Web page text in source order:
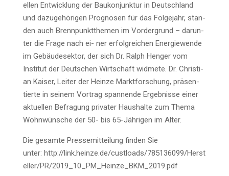
el­len Ent­wick­lung der Bau­kon­junk­tur in Deutsch­land
und dazu­ge­hö­ri­gen Pro­gno­sen für das Fol­ge­jahr, stan­
den auch Brenn­punkt­the­men im Vor­der­grund – dar­un­
ter die Fra­ge nach ei- ner erfolg­rei­chen Ener­gie­wen­de
im Gebäu­de­sek­tor, der sich Dr. Ralph Hen­ger vom
Insti­tut der Deut­schen Wirt­schaft wid­me­te. Dr. Chris­ti­
an Kai­ser, Lei­ter der Hein­ze Markt­for­schung, prä­sen­
tier­te in sei­nem Vor­trag span­nen­de Ergeb­nis­se einer
aktu­el­len Befra­gung pri­va­ter Haus­hal­te zum The­ma
Wohn­wün­sche der 50- bis 65-Jäh­ri­gen im Alter.
Die gesam­te Pres­se­mit­tei­lung fin­den Sie
unter: http://link.heinze.de/custloads/785136099/Herst
eller/PR/2019_10_PM_Heinze_BKM_2019.pdf